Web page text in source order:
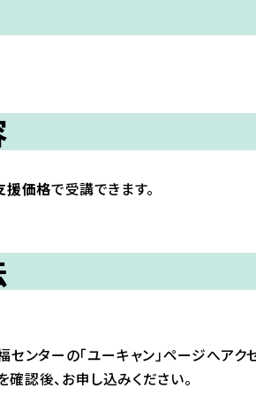
援価格で受講できます。
センターの「ユーキャン」ページへアク
認後、お申し込みください。